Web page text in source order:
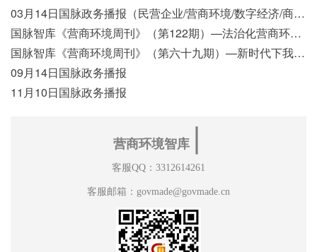
03月14日国脉政务播报（民营企业/营商环境/数字经济/商事制度改革）
国脉智库《营商环境周刊》（第122期）—法治化营商环境视域下我国行政执法公示制度浅析
国脉智库《营商环境周刊》（第六十九期）—新时代下我国营商环境标准体系构建初探
09月14日国脉政务播报
11月10日国脉政务播报
营商环境智库
客服QQ：3312614261
客服邮箱：govmade@govmade.cn